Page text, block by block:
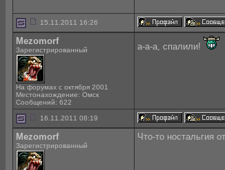
15.11.2011 16:26
Mezomorf
Зарегистрированный
На форумах с октября 2001
Местонахождение: Омск
Сообщений: 622
а-а-а, спалили!
16.11.2011 08:19
Mezomorf
Зарегистрированный
Что-то ностальгия